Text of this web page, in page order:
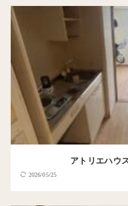
アトリエハウ
2026/05/25